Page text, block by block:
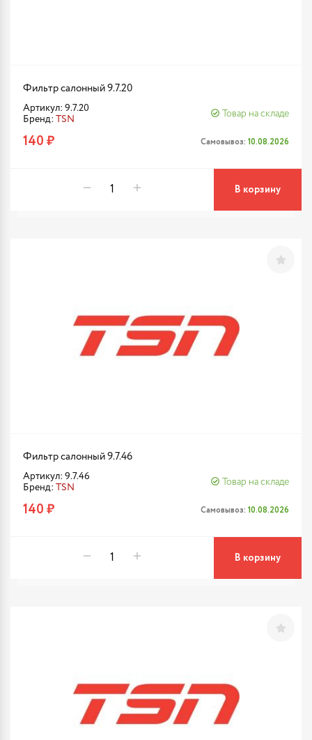
Фильтр салонный 9.7.20
Артикул: 9.7.20
Бренд: TSN
Товар на складе
140 ₽ Самовывоз: 10.08.2026
В корзину
Фильтр салонный 9.7.46
Артикул: 9.7.46
Бренд: TSN
Товар на складе
140 ₽ Самовывоз: 10.08.2026
В корзину